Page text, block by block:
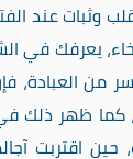
وثبات عند
يعرفك في
العبادة،
كما ظهر ذلك
حين اقتربت